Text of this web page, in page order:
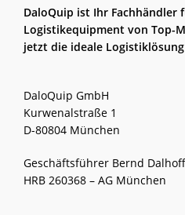
DaloQuip ist Ihr Fachhändler
Logistikequipment von Top-
jetzt die ideale
DaloQuip GmbH
Kurwenalstraße 1
D-80804 München
Geschäftsführer Bernd Dalhoff
HRB 260368 – AG München